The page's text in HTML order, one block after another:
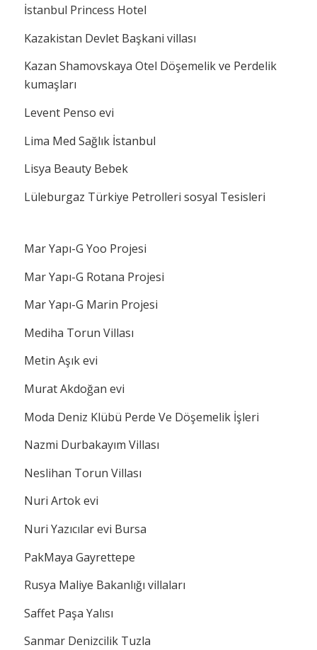
İstanbul Princess Hotel
Kazakistan Devlet Başkani villası
Kazan Shamovskaya Otel Döşemelik ve Perdelik
kumaşları
Levent Penso evi
Lima Med Sağlık İstanbul
Lisya Beauty Bebek
Lüleburgaz Türkiye Petrolleri sosyal Tesisleri
Mar Yapı-G Yoo Projesi
Mar Yapı-G Rotana Projesi
Mar Yapı-G Marin Projesi
Mediha Torun Villası
Metin Aşık evi
Murat Akdoğan evi
Moda Deniz Klübü Perde Ve Döşemelik İşleri
Nazmi Durbakayım Villası
Neslihan Torun Villası
Nuri Artok evi
Nuri Yazıcılar evi Bursa
PakMaya Gayrettepe
Rusya Maliye Bakanlığı villaları
Saffet Paşa Yalısı
Sanmar Denizcilik Tuzla